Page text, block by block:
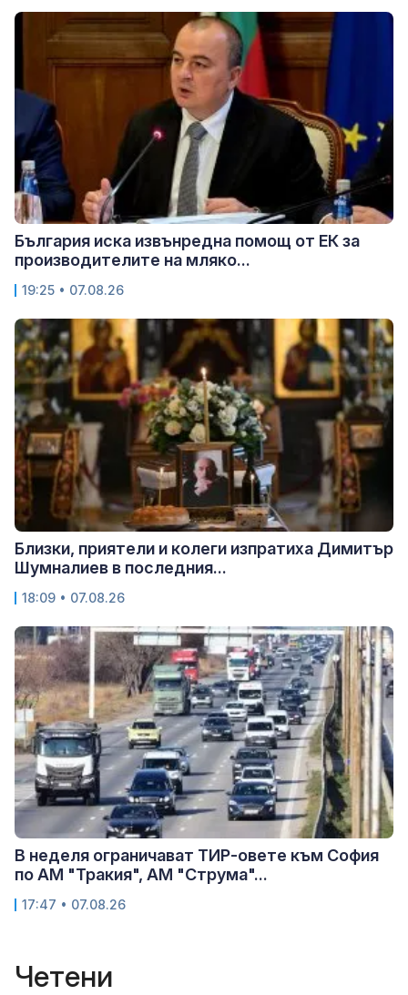
България иска извънредна помощ от ЕК за
производителите на мляко...
19:25 • 07.08.26
Близки, приятели и колеги изпратиха Димитър
Шумналиев в последния...
18:09 • 07.08.26
В неделя ограничават ТИР-овете към София
по АМ "Тракия", АМ "Струма"...
17:47 • 07.08.26
Четени